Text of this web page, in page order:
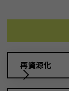
再資源化